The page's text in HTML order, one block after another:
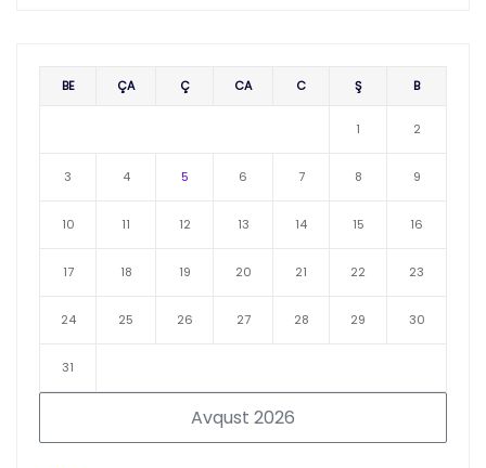
Avqust 2026
BE ÇA Ç CA C Ş B
1 2
3 4 5 6 7 8 9
10 11 12 13 14 15 16
17 18 19 20 21 22 23
24 25 26 27 28 29 30
31